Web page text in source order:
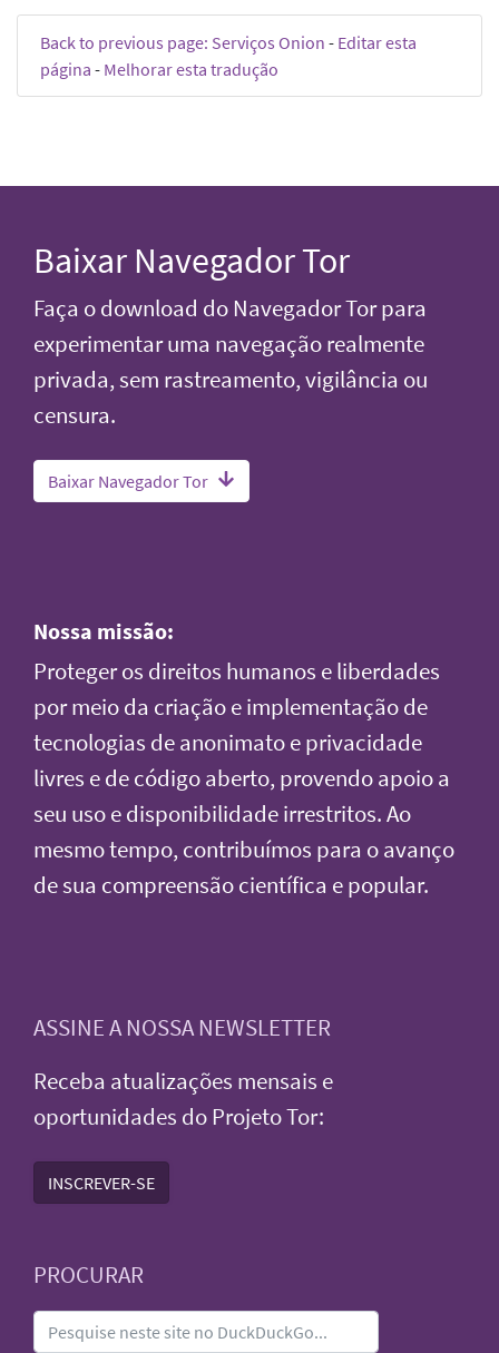
Back to previous page: Serviços Onion - Editar esta
página - Melhorar esta tradução
Baixar Navegador Tor
Faça o download do Navegador Tor para
experimentar uma navegação realmente
privada, sem rastreamento, vigilância ou
censura.
Baixar Navegador Tor
Nossa missão:
Proteger os direitos humanos e liberdades
por meio da criação e implementação de
tecnologias de anonimato e privacidade
livres e de código aberto, provendo apoio a
seu uso e disponibilidade irrestritos. Ao
mesmo tempo, contribuímos para o avanço
de sua compreensão científica e popular.
ASSINE A NOSSA NEWSLETTER
Receba atualizações mensais e
oportunidades do Projeto Tor:
INSCREVER-SE
PROCURAR